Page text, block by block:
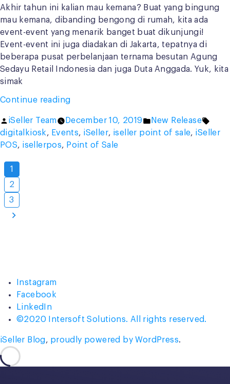
Akhir tahun ini kalian mau kemana? Buat yang bingung
mau kemana, dibanding bengong di rumah, kita ada
event-event yang menarik banget buat dikunjungi!
Event-event ini juga diadakan di Jakarta, tepatnya di
beberapa pusat perbelanjaan ternama besutan Agung
Sedayu Retail Indonesia dan juga Duta Anggada. Yuk, kita
simak
Continue reading“End
the
Year
Celebration:
Posted
by
iSeller Team December 10, 2019
Posted
in
New Release
digitalkiosk, Events, iSeller, iseller point of sale, iSeller
POS, isellerpos, Point of Sale
Posts
pagination
1
2
3
Instagram
Facebook
LinkedIn
©2020 Intersoft Solutions. All rights reserved.
iSeller Blog, proudly powered by WordPress.